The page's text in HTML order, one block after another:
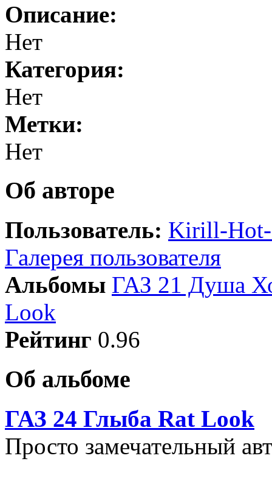
Описание:
Нет
Категория:
Нет
Метки:
Нет
Об авторе
Пользователь: Kirill-
Галерея пользователя
Альбомы ГАЗ 21 Душа
Look
Рейтинг 0.96
Об альбоме
ГАЗ 24 Глыба Rat Look
Просто замечательный